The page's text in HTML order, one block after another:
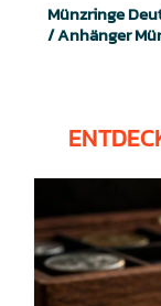
Münzringe
/ Anhänger